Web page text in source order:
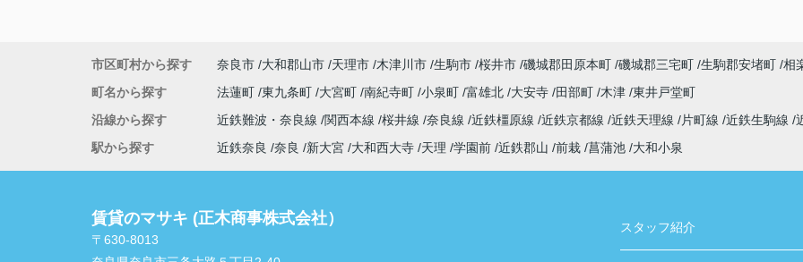
市区町村から探す 奈良市 大和郡山市 天理市 木津川市 生駒市 桜井市 磯城郡田原本町 磯城郡三宅町 生駒郡安堵町 相
町名から探す
法蓮町 東九条町 大宮町 南紀寺町 小泉町 富雄北 大安寺 田部町 木津 東井戸堂町
沿線から探す
近鉄難波・奈良線 関西本線 桜井線 奈良線 近鉄橿原線 近鉄京都線 近鉄天理線 片町線 近鉄生駒線
駅から探す
近鉄奈良 奈良 新大宮 大和西大寺 天理 学園前 近鉄郡山 前栽 菖蒲池 大和小泉
賃貸のマサキ (正木商事株式会社）
〒630-8013
スタッフ紹介